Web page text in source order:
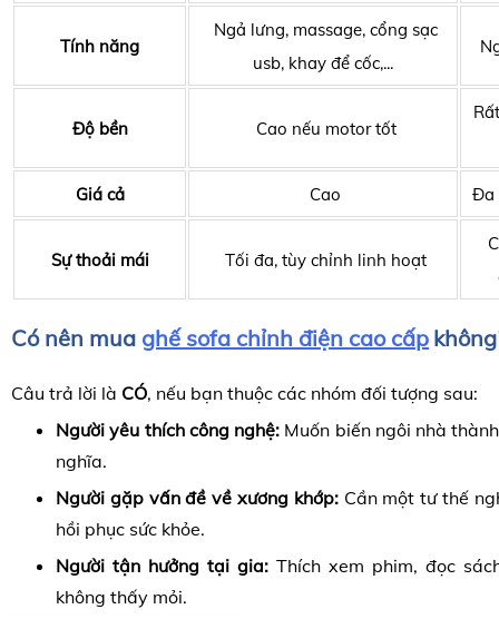
Tính năng
Ngả lưng, massage, cổng sạc
usb, khay để cốc,...
Độ bền Cao nếu motor tốt
Giá cả Cao Đa
Sự thoải mái Tối đa, tùy chỉnh linh hoạt
Có nên mua ghế sofa chỉnh điện cao cấp
Câu trả lời là CÓ, nếu bạn thuộc các nhóm đối tượng sau:
Người yêu thích công nghệ: Muốn biến ngôi nhà
nghĩa.
Người gặp vấn đề về xương khớp:Cần một tư thế
hồi phục sức khỏe.
Người tận hưởng tại gia: Thích xem phim, đọc
không thấy mỏi.